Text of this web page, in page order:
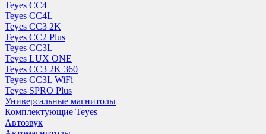
Teyes CC4
Teyes CC4L
Teyes CC3 2K
Teyes CC2 Plus
Teyes CC3L
Teyes LUX ONE
Teyes CC3 2K 360
Teyes CC3L WiFi
Teyes SPRO Plus
Универсальные магнитолы
Комплектующие Teyes
Автозвук